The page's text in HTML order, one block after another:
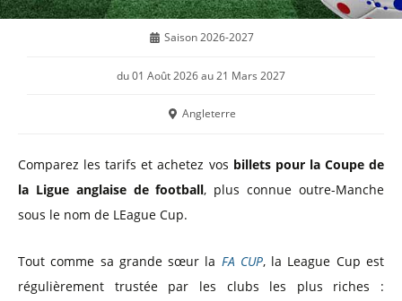
Saison 2026-2027
du 01 Août 2026 au 21 Mars 2027
Angleterre
Comparez les tarifs et achetez vos billets pour la Coupe de
la Ligue anglaise de football, plus connue outre-Manche
sous le nom de LEague Cup.
Tout comme sa grande sœur la FA CUP, la League Cup est
régulièrement trustée par les clubs les plus riches :